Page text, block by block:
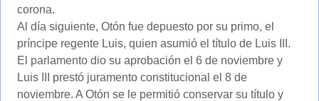
corona.
Al día siguiente, Otón fue depuesto por su primo, el
príncipe regente Luis, quien asumió el título de Luis III.
El parlamento dio su aprobación el 6 de noviembre y
Luis III prestó juramento constitucional el 8 de
noviembre. A Otón se le permitió conservar su título y